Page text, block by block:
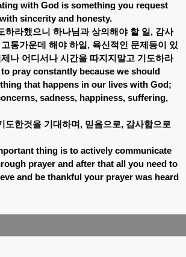
with God is something you request
sincerity and honesty.
하라했으니 하나님과 상의해야 할 일 , 감사
고통가운데 해야 하일 , 육신적인 문제등이
있
제나 어디서나 시간을 따지지말고 기도하라
pray constantly because we should
that happens in our lives with God;
sadness, happiness, suffering,
도한것을 기대하며 , 믿음으로, 감사함으로
thing is to actively communicate
prayer and after that all you need to
and be thankful your prayer was heard